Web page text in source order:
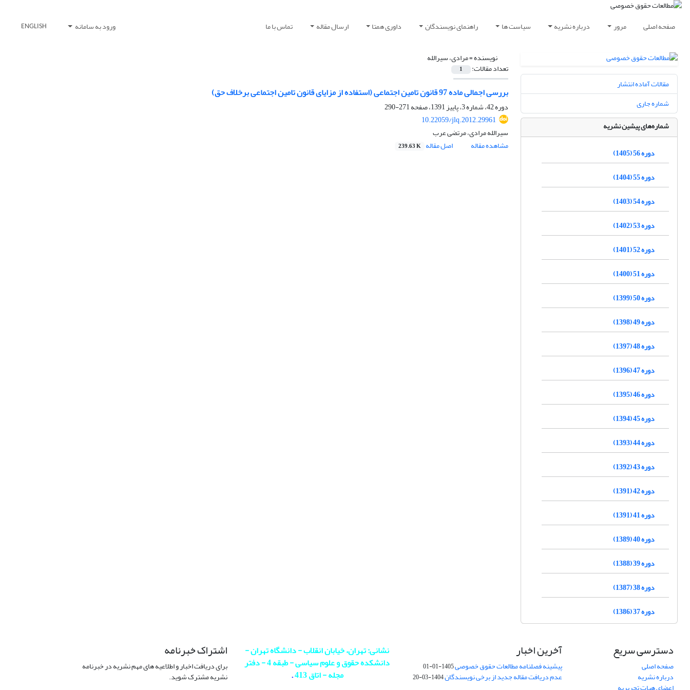
صفحه اصلی مرور درباره نشریه سیاست ها راهنمای نویسندگان داوری همتا ارسال مقاله تماس با ما ورود به سامانه ENGLISH
نویسنده =مرادی، سیرالله
تعداد مقالات: 1
بررسی اجمالی ماده 97 قانون تامین اجتماعی (استفاده از مزایای قانون تامین اجتماعی برخلاف حق)
دوره 42، شماره 3، پاییز 1391، صفحه
271-290
10.22059/jlq.2012.29961
سیرالله مرادی، مرتضی عرب
مشاهده مقاله
اصل مقاله 239.63 K
مقالات آماده انتشار
شماره جاری
شماره‌های پیشین نشریه
دوره 56 (1405)
دوره 55 (1404)
دوره 54 (1403)
دوره 53 (1402)
دوره 52 (1401)
دوره 51 (1400)
دوره 50 (1399)
دوره 49 (1398)
دوره 48 (1397)
دوره 47 (1396)
دوره 46 (1395)
دوره 45 (1394)
دوره 44 (1393)
دوره 43 (1392)
دوره 42 (1391)
دوره 41 (1391)
دوره 40 (1389)
دوره 39 (1388)
دوره 38 (1387)
دوره 37 (1386)
دسترسی سریع
صفحه اصلی
درباره نشریه
آخرین اخبار
پیشینه فصلنامه مطالعات حقوق خصوصی1405-01-01
عدم دریافت مقاله جدید از برخی نویسندگان1404-03-20
نشانی: تهران، خیابان انقلاب - دانشگاه تهران -
دانشکده حقوق و علوم سیاسی - طبقه 4 - دفتر
مجله - اتاق 413
.
اشتراک خبرنامه
برای دریافت اخبار و اطلاعیه های مهم نشریه در خبرنامه
نشریه مشترک شوید.